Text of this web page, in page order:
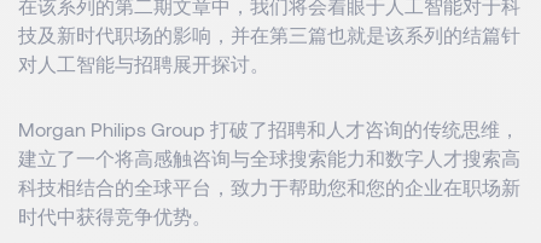
在该系列的第二期文章中，我们将会着眼于人工智能对于科
技及新时代职场的影响，并在第三篇也就是该系列的结篇针
对人工智能与招聘展开探讨。
Morgan Philips Group 打破了招聘和人才咨询的传统思维，
建立了一个将高感触咨询与全球搜索能力和数字人才搜索高
科技相结合的全球平台，致力于帮助您和您的企业在职场新
时代中获得竞争优势。